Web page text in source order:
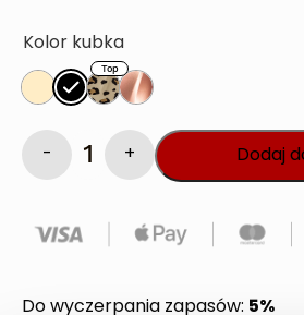
Kolor kubka
ilość
BlendyGo
(Rabat)
Dodaj
Do wyczerpania zapasów: 5%